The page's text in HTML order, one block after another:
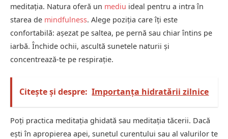
meditația. Natura oferă un mediu ideal pentru a intra în
starea de mindfulness. Alege poziția care îți este
confortabilă: așezat pe saltea, pe pernă sau chiar întins pe
iarbă. Închide ochii, ascultă sunetele naturii și
concentrează-te pe respirație.
Citește și despre: Importanța hidratării zilnice
Poți practica meditația ghidată sau meditația tăcerii. Dacă
ești în apropierea apei, sunetul curentului sau al valurilor te